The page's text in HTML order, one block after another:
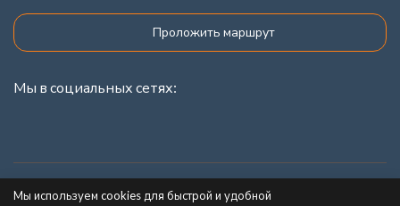
Проложить маршрут
Мы в социальных сетях:
Каталог товаров
Мы используем cookies для быстрой и удобной